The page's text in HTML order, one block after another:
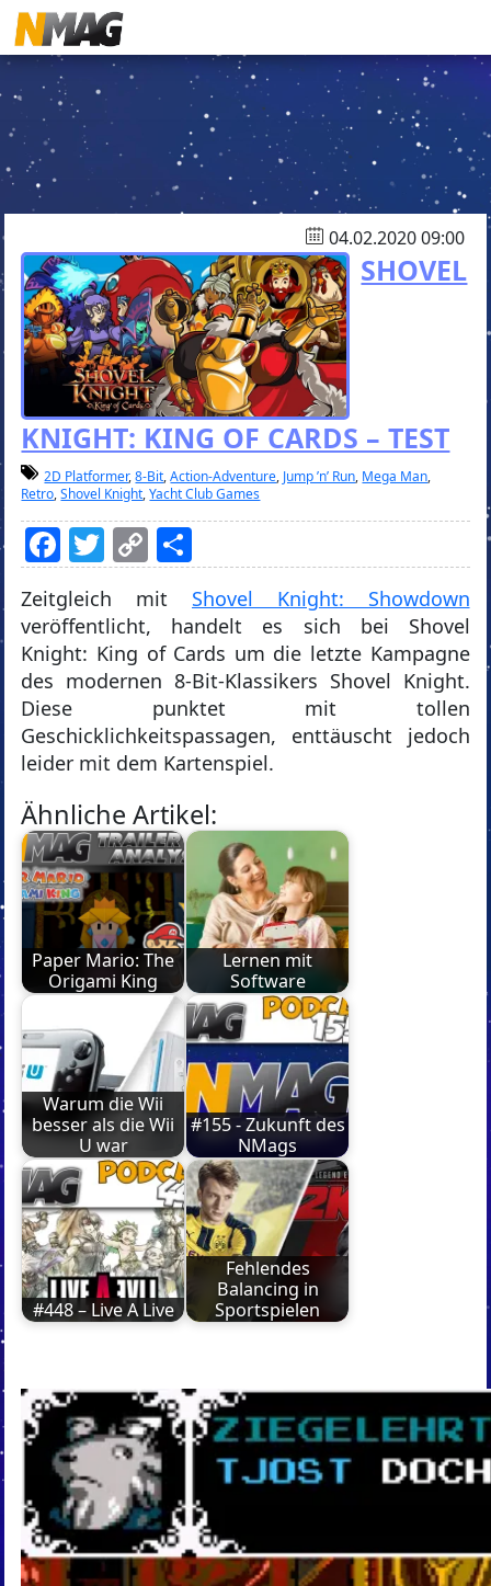
04.02.2020 09:00
SHOVEL
KNIGHT: KING OF CARDS – TEST
2D Platformer,8-Bit,Action-Adventure, Jump ’n’ Run, Mega Man,
Retro,Shovel Knight,Yacht Club Games
Facebook
Twitter
Copy
Link
Zeitgleich mit Shovel Knight: Showdown
veröffentlicht, handelt es sich bei Shovel
Knight: King of Cards um die letzte Kampagne
des modernen 8-Bit-Klassikers Shovel Knight.
Diese punktet mit tollen
Geschicklichkeitspassagen, enttäuscht jedoch
leider mit dem Kartenspiel.
Ähnliche Artikel:
Paper Mario: The
Origami King
Lernen mit
Software
Warum die Wii
besser als die Wii
U war
#155 - Zukunft des
NMags
#448 – Live A Live
Fehlendes
Balancing in
Sportspielen